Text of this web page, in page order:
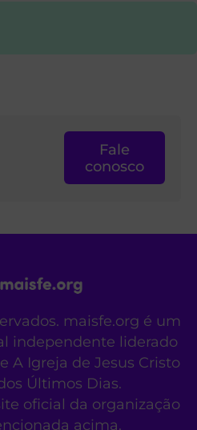
Fale
conosco
maisfe.org é um
independente liderado
A Igreja de Jesus Cristo
Últimos Dias.
oficial da organização
acima.